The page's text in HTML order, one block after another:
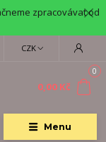
zpracovávat od
Menu
CZK
0
0,00 Kč